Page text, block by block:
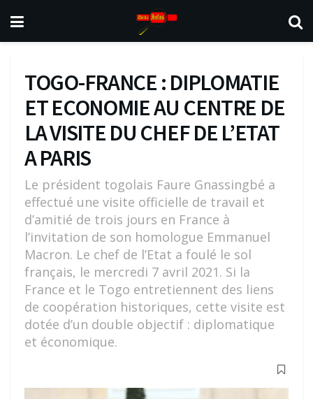
TOGO-FRANCE : DIPLOMATIE
ET ECONOMIE AU CENTRE DE
LA VISITE DU CHEF DE L’ETAT
A PARIS
Le président togolais Faure Gnassingbé a
effectué une visite officielle de travail et
d’amitié de trois jours en France à
l’invitation de son homologue Emmanuel
Macron. Le chef de l’Etat a foulé le sol
français, le mercredi 7 avril 2021. Si la
France et le Togo entretiennent des liens
de coopération historiques, cette visite est
dotée d’un double objectif : diplomatique
et économique.